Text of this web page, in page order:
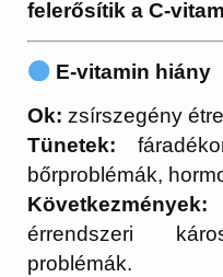
felerősítik a C-
E-vitamin hiány
Ok: zsírszegény
Tünetek:
bőrproblémák,
Következmények:
érrendszeri
problémák.